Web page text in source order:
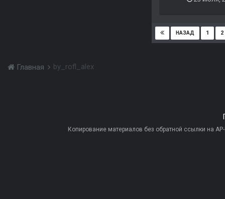
НАЗАД 1 2
Главная by_rofl_alex
Копирование материалов без обратной ссылки на